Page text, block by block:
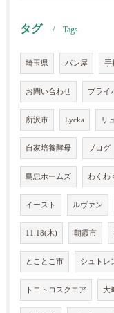
タグ Tags
埼玉県 パン屋 手
お問い合わせ プライ
所沢市 Lycka リ
自家培養酵母 ブログ
島忠ホームズ わくわ
イースト ルヴァン
11.18(木) 朝霞市
とことこ市 シュトレ
トコトコスクエア 大